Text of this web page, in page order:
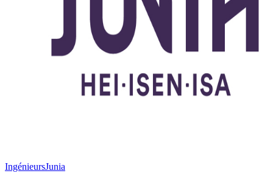
IngénieursJunia